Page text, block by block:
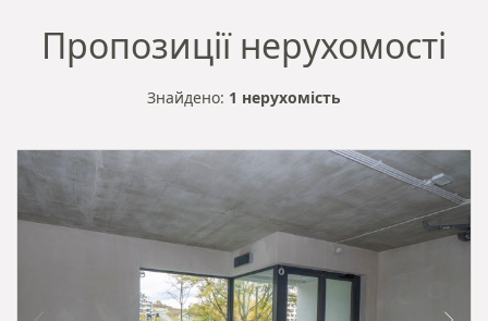
Пропозиції нерухомості
Знайдено: 1 нерухомість